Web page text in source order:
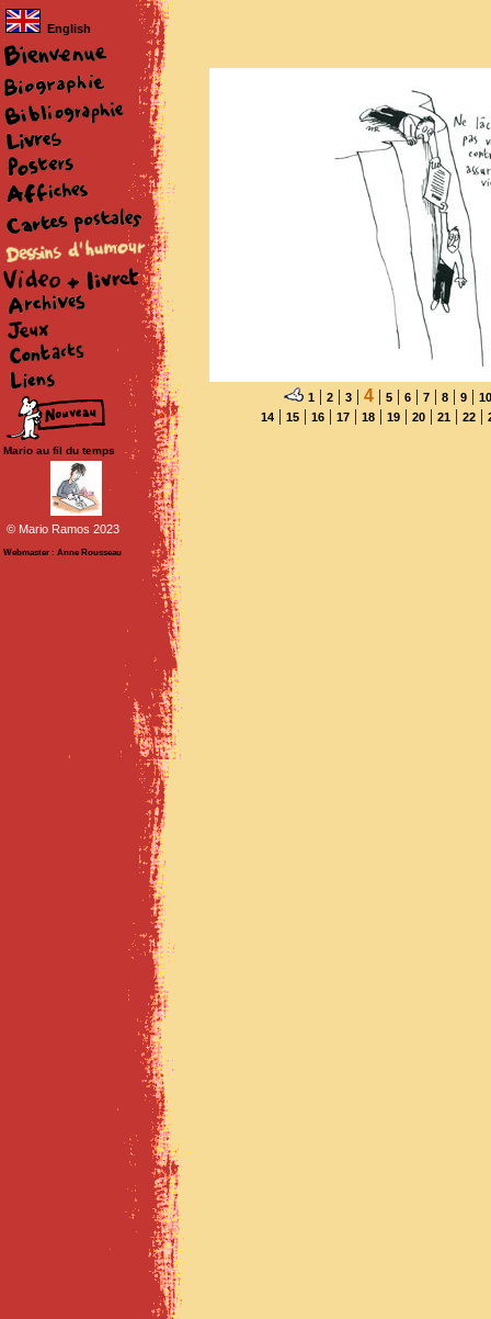
English
Mario au fil du temps
© Mario Ramos 2023
Webmaster : Anne Rousseau
1 | 2 | 3 | 4 | 5 | 6 | 7 | 8 | 9 | 10
14| 15| 16| 17| 18| 19| 20| 21| 22|